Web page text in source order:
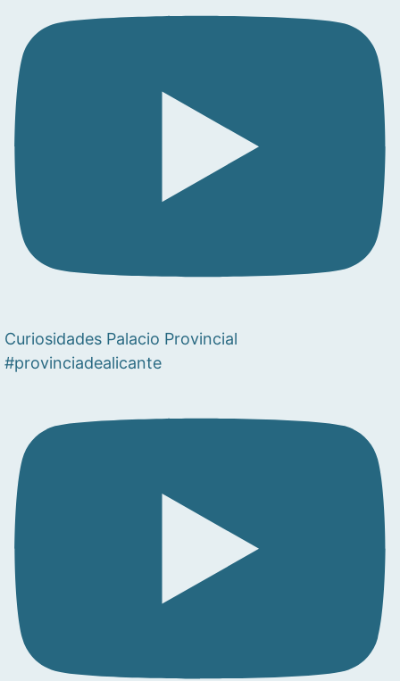
Curiosidades Palacio Provincial
#provinciadealicante